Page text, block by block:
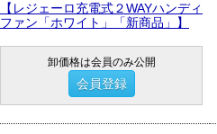
【レジェーロ充電式２WAYハンディ
ファン「ホワイト」「新商品」】
卸価格は会員のみ公開
会員登録